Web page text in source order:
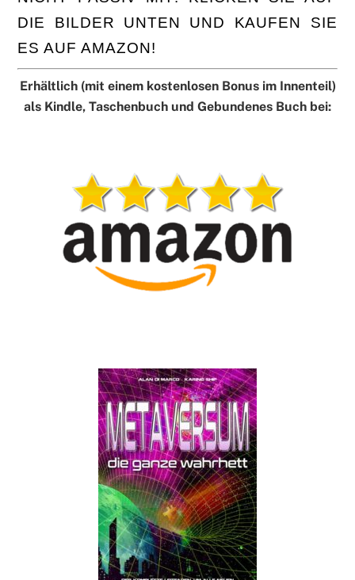
DIE BILDER UNTEN UND KAUFEN SIE
ES AUF AMAZON!
Erhältlich (mit einem kostenlosen Bonus im Innenteil)
als Kindle, Taschenbuch und Gebundenes Buch bei: